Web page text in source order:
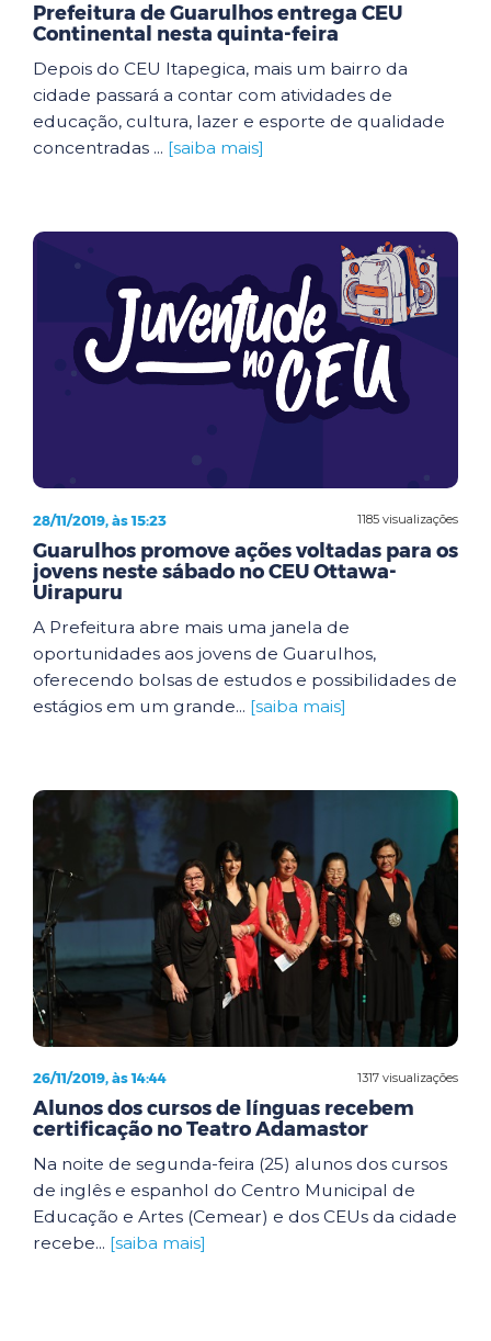
Prefeitura de Guarulhos entrega CEU
Continental nesta quinta-feira
Depois do CEU Itapegica, mais um bairro da
cidade passará a contar com atividades de
educação, cultura, lazer e esporte de qualidade
concentradas ... [saiba mais]
1185 visualizações
28/11/2019, às 15:23
Guarulhos promove ações voltadas para os
jovens neste sábado no CEU Ottawa-
Uirapuru
A Prefeitura abre mais uma janela de
oportunidades aos jovens de Guarulhos,
oferecendo bolsas de estudos e possibilidades de
estágios em um grande... [saiba mais]
1317 visualizações
26/11/2019, às 14:44
Alunos dos cursos de línguas recebem
certificação no Teatro Adamastor
Na noite de segunda-feira (25) alunos dos cursos
de inglês e espanhol do Centro Municipal de
Educação e Artes (Cemear) e dos CEUs da cidade
recebe... [saiba mais]